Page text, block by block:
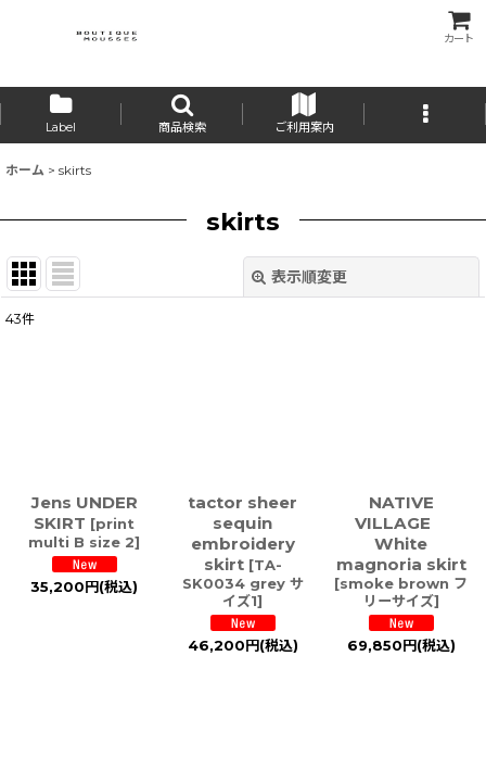
カート
Label 商品検索 ご利用案内
ホーム > skirts
skirts
表示順変更
43件
Jens UNDER
SKIRT [print
multi B size 2]
35,200円(税込)
tactor sheer
sequin
embroidery
skirt [TA-
SK0034 grey サ
イズ1]
46,200円(税込)
NATIVE
VILLAGE
White
magnoria skirt
[smoke brown フ
リーサイズ]
69,850円(税込)